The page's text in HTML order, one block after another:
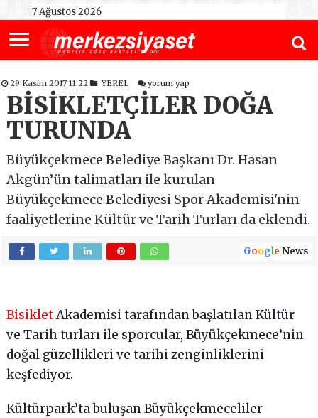
7 Ağustos 2026
29 Kasım 2017 11:22 YEREL yorum yap
BİSİKLETÇİLER DOĞA
TURUNDA
Büyükçekmece Belediye Başkanı Dr. Hasan
Akgün’ün talimatları ile kurulan
Büyükçekmece Belediyesi Spor Akademisi'nin
faaliyetlerine Kültür ve Tarih Turları da eklendi.
Google News
BisikletAkademisi tarafından başlatılan Kültür
ve Tarih turları ile sporcular, Büyükçekmece’nin
doğal güzellikleri ve tarihi zenginliklerini
keşfediyor.
Kültürpark’ta buluşan Büyükçekmeceliler